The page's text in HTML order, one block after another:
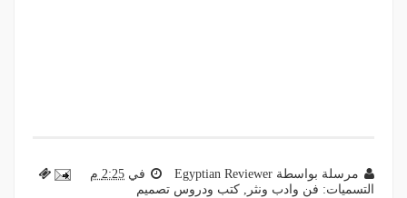
مرسلة بواسطة Egyptian Reviewer في 2:25 م
التسميات: فن وادب ونثر , كتب ودروس تصميم